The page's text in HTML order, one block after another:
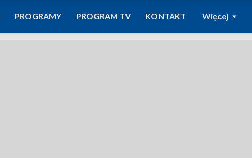
PROGRAMY PROGRAM TV KONTAKT Więcej